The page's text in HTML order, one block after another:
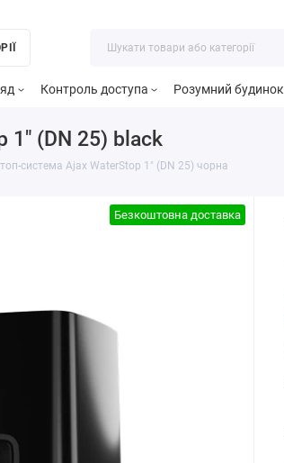
Контроль доступа Розумний будинок
1″ (DN 25) black
система Ajax WaterStop 1″ (DN 25) чорна
Безкоштовна доставка